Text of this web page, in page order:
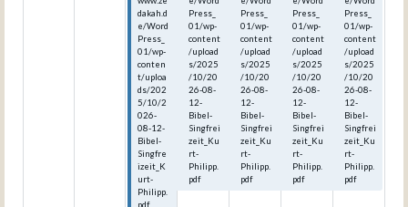
dakah.d
e/Word
Press_
01/wp-
conten
t/uploa
ds/202
5/10/2
026-
08-12-
Bibel-
Singfre
izeit_K
urt-
Philipp.
pdf
Press_
01/wp-
content
/upload
s/2025
/10/20
26-08-
12-
Bibel-
Singfrei
zeit_Ku
rt-
Philipp.
pdf
Press_
01/wp-
content
/upload
s/2025
/10/20
26-08-
12-
Bibel-
Singfrei
zeit_Ku
rt-
Philipp.
pdf
Press_
01/wp-
content
/upload
s/2025
/10/20
26-08-
12-
Bibel-
Singfrei
zeit_Ku
rt-
Philipp.
pdf
Press_
01/wp-
content
/upload
s/2025
/10/20
26-08-
12-
Bibel-
Singfrei
zeit_Ku
rt-
Philipp.
pdf